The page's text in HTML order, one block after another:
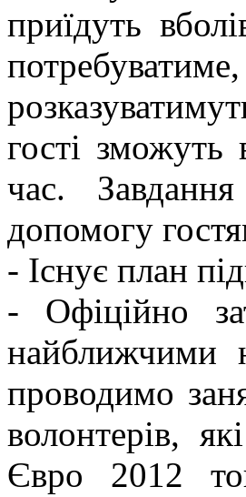
приїдуть
гості зможуть
час.
допомогу
- Існує план
- Офіційно
проводимо
волонтерів,
Євро 2012